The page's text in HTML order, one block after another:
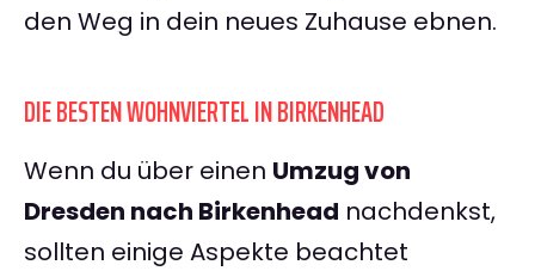
den Weg in dein neues Zuhause ebnen.
DIE BESTEN WOHNVIERTEL IN BIRKENHEAD
Wenn du über einen Umzug von
Dresden nach Birkenhead nachdenkst,
sollten einige Aspekte beachtet